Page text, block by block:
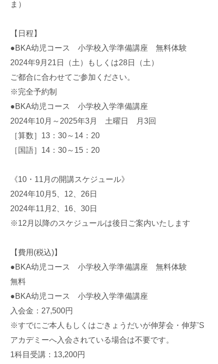
ま）
【日程】
●BKA幼児コース 小学校入学準備講座 無料体験
2024年9月21日（土）もしくは28日（土）
ご都合に合わせてご参加ください。
※完全予約制
●BKA幼児コース 小学校入学準備講座
2024年10月～2025年3月 土曜日 月3回
［算数］13：30～14：20
［国語］14：30～15：20
《10・11月の開講スケジュール》
2024年10月5、12、26日
2024年11月2、16、30日
※12月以降のスケジュールは後日ご案内いたします
【費用(税込)】
●BKA幼児コース 小学校入学準備講座 無料体験
無料
●BKA幼児コース 小学校入学準備講座
入会金：27,500円
※すでにご本人もしくはごきょうだいが伸芽会・伸芽’S
アカデミーへ入会されている場合は不要です。
1科目受講：13,200円